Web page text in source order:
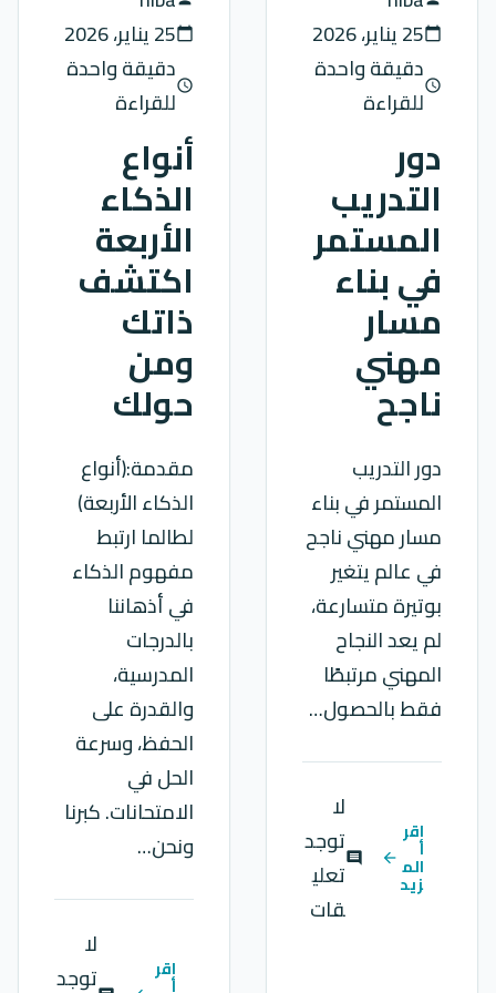
calendar_today25 يناير، 2026
scheduleدقيقة واحدة
للقراءة
دور
التدريب
المستمر
في بناء
مسار
مهني
ناجح
دور التدريب
المستمر في بناء
مسار مهني ناجح
في عالم يتغير
بوتيرة متسارعة،
لم يعد النجاح
المهني مرتبطًا
فقط بالحصول…
اقر
أ
الم
زيد
arrow_back
comment
لا
توجد
تعلي
قات
calendar_today25 يناير، 2026
scheduleدقيقة واحدة
للقراءة
أنواع
الذكاء
الأربعة
اكتشف
ذاتك
ومن
حولك
مقدمة:(أنواع
الذكاء الأربعة)
لطالما ارتبط
مفهوم الذكاء
في أذهاننا
بالدرجات
المدرسية،
والقدرة على
الحفظ، وسرعة
الحل في
الامتحانات. كبرنا
ونحن…
اقر
أ
لا
توجد